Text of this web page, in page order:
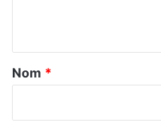
a
r
Nom *